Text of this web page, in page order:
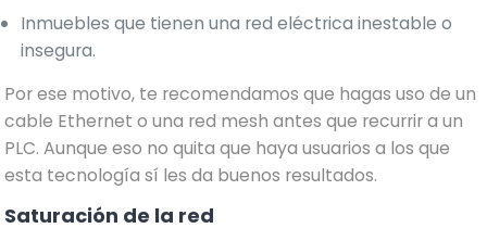
Inmuebles que tienen una red eléctrica inestable o
insegura.
Por ese motivo, te recomendamos que hagas uso de un
cable Ethernet o una red mesh antes que recurrir a un
PLC. Aunque eso no quita que haya usuarios a los que
esta tecnología sí les da buenos resultados.
Saturación de la red